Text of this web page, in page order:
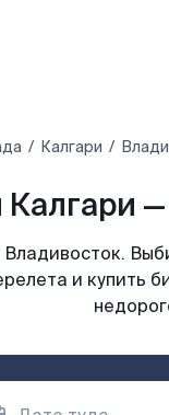
Калгари
и купить